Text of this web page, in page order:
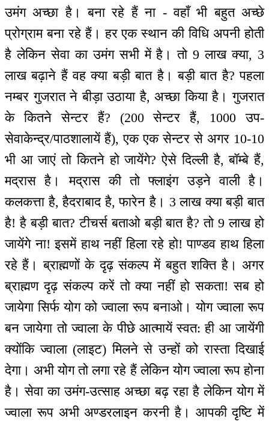
उमंग अच्छा है। बना रहे हैं ना - वहाँ भी बहुत अच्छे
प्रोग्राम बना रहे हैं। हर एक स्थान की विधि अपनी होती
है लेकिन सेवा का उमंग सभी में है। तो 9 लाख क्या, 3
लाख बढ़ाने हैं वह क्या बड़ी बात है। बड़ी बात है? पहला
नम्बर गुजरात ने बीड़ा उठाया है, अच्छा किया है। गुजरात
के कितने सेन्टर हैं? (200 सेन्टर हैं, 1000 उप-
सेवाकेन्द्र/पाठशालायें हैं), एक एक सेन्टर से अगर 10-10
भी आ जाएं तो कितने हो जायेंगे? ऐसे दिल्ली है, बॉम्बे हैं,
मद्रास है। मद्रास की तो फ्लाइंग उड़ने वाली है।
कलकत्ता है, हैदराबाद है, फारेन है। 3 लाख क्या बड़ी बात
है! है बड़ी बात? टीचर्स बताओ बड़ी बात है? तो 9 लाख हो
जायेंगे ना! इसमें हाथ नहीं हिला रहे हो! पाण्डव हाथ हिला
रहे हैं। ब्राह्मणों के दृढ़ संकल्प में बहुत शक्ति है। अगर
ब्राह्मण दृढ़ संकल्प करें तो क्या नहीं हो सकता! सब हो
जायेगा सिर्फ योग को ज्वाला रूप बनाओ। योग ज्वाला रूप
बन जायेगा तो ज्वाला के पीछे आत्मायें स्वत: ही आ जायेंगी
क्योंकि ज्वाला (लाइट) मिलने से उन्हों को रास्ता दिखाई
देगा। अभी योग तो लगा रहे हैं लेकिन योग ज्वाला रूप होना
है। सेवा का उमंग-उत्साह अच्छा बढ़ रहा है लेकिन योग में
ज्वाला रूप अभी अण्डरलाइन करनी है। आपकी दृष्टि में